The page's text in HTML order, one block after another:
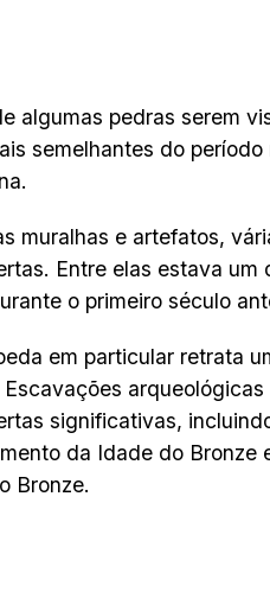
algumas pedras serem
semelhantes do
muralhas e artefatos,
Entre elas estava
o primeiro século
em particular retrata
significativas,
da Idade do
Bronze.